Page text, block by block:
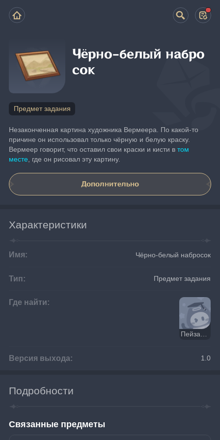
Чёрно-белый набро
сок
Предмет задания
Незаконченная картина художника Вермеера. По какой-то
причине он использовал только чёрную и белую краску.
Вермеер говорит, что оставил свои краски и кисти в том
месте , где он рисовал эту картину.
Дополнительно
Характеристики
Имя: Чёрно-белый набросок
Тип: Предмет задания
Где найти:
Пейзаж Лухуа
Версия выхода: 1.0
Подробности
Связанные предметы